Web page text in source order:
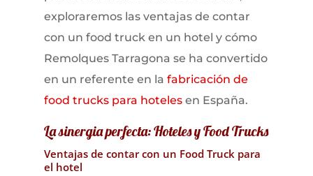
exploraremos las ventajas de contar
con un food truck en un hotel y cómo
Remolques Tarragona se ha convertido
en un referente en la fabricación de
food trucks para hotelesen España.
La sinergia perfecta: Hoteles y Food Trucks
Ventajas de contar con un Food Truck para
el hotel